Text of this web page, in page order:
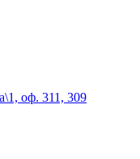
оф. 311, 309